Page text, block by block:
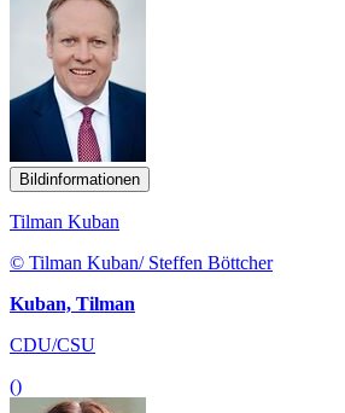
Bildinformationen
Tilman Kuban
© Tilman Kuban/ Steffen Böttcher
Kuban, Tilman
CDU/CSU
()